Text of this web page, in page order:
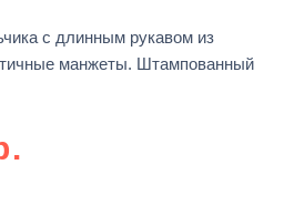
с длинным рукавом из
манжеты. Штампованный